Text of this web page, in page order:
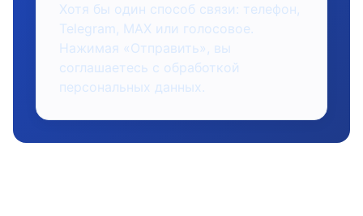
Хотя бы один способ связи: телефон,
Telegram, MAX или голосовое.
Нажимая «Отправить», вы
соглашаетесь с обработкой
персональных данных.